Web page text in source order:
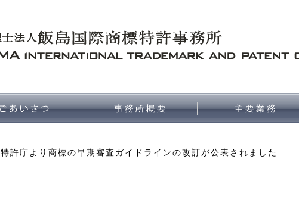
特許庁より商標の早期審査ガイドラインの改訂が公表されました